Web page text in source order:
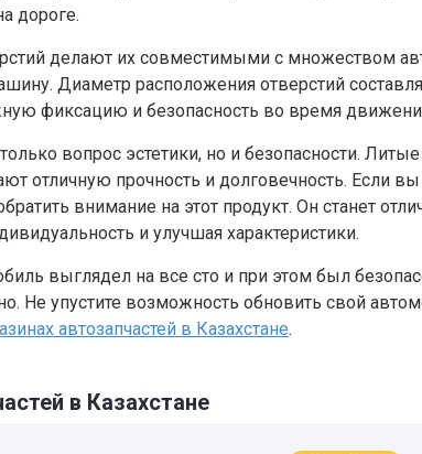
дороге.
делают их совместимыми с множеством
Диаметр расположения отверстий
фиксацию и безопасность во время
вопрос эстетики, но и безопасности. Литые
отличную прочность и долговечность. Если
внимание на этот продукт. Он станет
и улучшая характеристики.
выглядел на все сто и при этом был
Не упустите возможность обновить свой
автозапчастей в Казахстане.
в Казахстане